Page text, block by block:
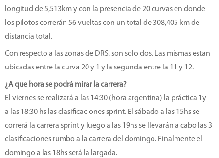
longitud de 5,513km y con la presencia de 20 curvas en donde
los pilotos correrán 56 vueltas con un total de 308,405 km de
distancia total.
Con respecto a las zonas de DRS, son solo dos. Las mismas estan
ubicadas entre la curva 20 y 1 y la segunda entre la 11 y 12.
¿A que hora se podrá mirar la carrera?
El viernes se realizará a las 14:30 (hora argentina) la práctica 1y
a las 18:30 hs las clasificaciones sprint. El sábado a las 15hs se
correrá la carrera sprint y luego a las 19hs se llevarán a cabo las 3
clasificaciones rumbo a la carrera del domingo. Finalmente el
domingo a las 18hs será la largada.